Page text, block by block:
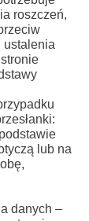
roszczeń,
ustalenia
lub na
danych –